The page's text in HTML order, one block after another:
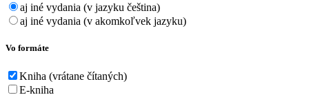
aj iné vydania (v jazyku čeština)
aj iné vydania (v akomkoľvek jazyku)
Vo formáte
Kniha (vrátane čítaných)
E-kniha